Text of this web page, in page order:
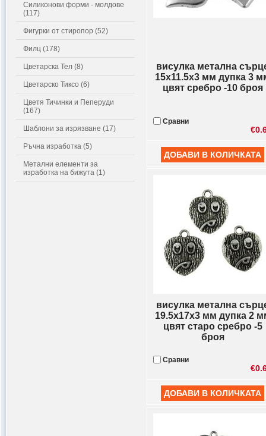
Силиконови форми - молдове
(117)
Фигурки от стиропор (52)
Филц (178)
Цветарска Тел (8)
Цветарско Тиксо (6)
Цветя Тичинки и Пеперуди
(167)
Шаблони за изрязване (17)
Ръчна изработка (5)
Метални елементи за
изработка на бижута (1)
висулка метална
15x11.5x3 мм дупка 3
цвят сребро -10 броя
Сравни
висулка метална
19.5x17x3 мм дупка 2
цвят старо сребро -5
броя
Сравни